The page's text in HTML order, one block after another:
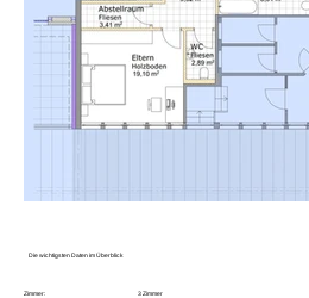
Die wichtigsten Daten im Überblick
Zimmer: 3 Zimmer